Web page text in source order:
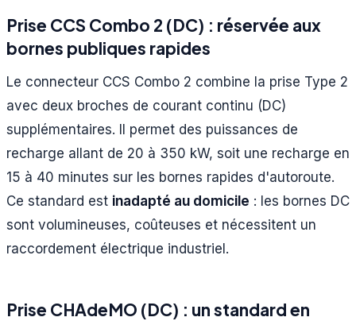
Prise CCS Combo 2 (DC) : réservée aux
bornes publiques rapides
Le connecteur CCS Combo 2 combine la prise Type 2
avec deux broches de courant continu (DC)
supplémentaires. Il permet des puissances de
recharge allant de 20 à 350 kW, soit une recharge en
15 à 40 minutes sur les bornes rapides d'autoroute.
Ce standard est inadapté au domicile : les bornes DC
sont volumineuses, coûteuses et nécessitent un
raccordement électrique industriel.
Prise CHAdeMO (DC) : un standard en